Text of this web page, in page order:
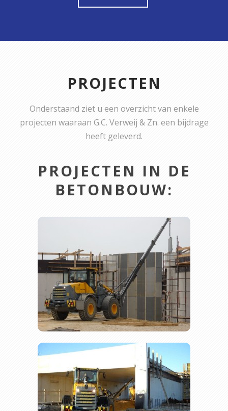
PROJECTEN
Onderstaand ziet u een overzicht van enkele
projecten waaraan G.C. Verweij & Zn. een bijdrage
heeft geleverd.
PROJECTEN IN DE
BETONBOUW: